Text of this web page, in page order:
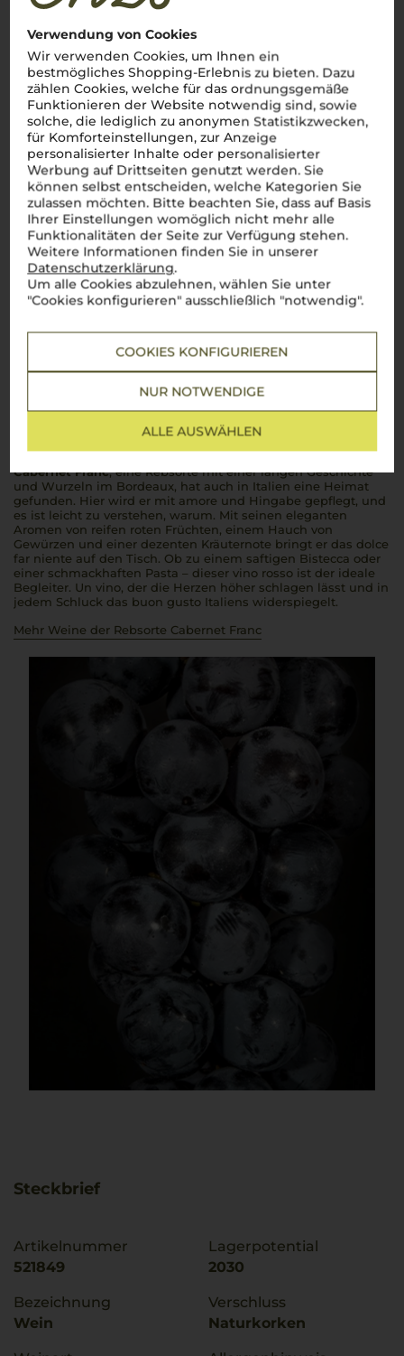
Verwendung von Cookies
Wir verwenden Cookies, um Ihnen ein
bestmögliches Shopping-Erlebnis zu bieten. Dazu
zählen Cookies, welche für das ordnungsgemäße
Funktionieren der Website notwendig sind, sowie
solche, die lediglich zu anonymen Statistikzwecken,
für Komforteinstellungen, zur Anzeige
personalisierter Inhalte oder personalisierter
Werbung auf Drittseiten genutzt werden. Sie
können selbst entscheiden, welche Kategorien Sie
zulassen möchten. Bitte beachten Sie, dass auf Basis
Ihrer Einstellungen womöglich nicht mehr alle
Funktionalitäten der Seite zur Verfügung stehen.
Weitere Informationen finden Sie in unserer
Datenschutzerklärung.
Um alle Cookies abzulehnen, wählen Sie unter
"Cookies konfigurieren" ausschließlich "notwendig".
COOKIES KONFIGURIEREN
NUR NOTWENDIGE
ALLE AUSWÄHLEN
Über die Rebsorte
Cabernet Franc
Cabernet Franc, eine Rebsorte mit einer langen Geschichte
und Wurzeln im Bordeaux, hat auch in Italien eine Heimat
gefunden. Hier wird er mit amore und Hingabe gepflegt, und
es ist leicht zu verstehen, warum. Mit seinen eleganten
Aromen von reifen roten Früchten, einem Hauch von
Gewürzen und einer dezenten Kräuternote bringt er das dolce
far niente auf den Tisch. Ob zu einem saftigen Bistecca oder
einer schmackhaften Pasta – dieser vino rosso ist der ideale
Begleiter. Un vino, der die Herzen höher schlagen lässt und in
jedem Schluck das buon gusto Italiens widerspiegelt.
Mehr Weine der Rebsorte Cabernet Franc
Steckbrief
Artikelnummer
521849
Bezeichnung
Wein
Lagerpotential
2030
Verschluss
Naturkorken